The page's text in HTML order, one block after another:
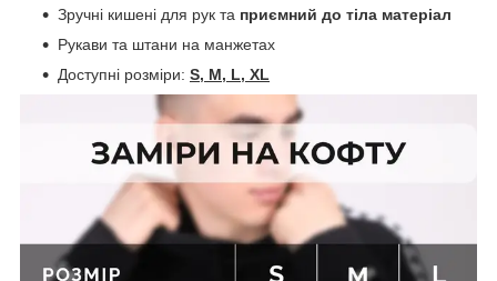
Зручні кишені для рук та приємний до тіла матеріал
Рукави та штани на манжетах
Доступні розміри: S, M, L, XL